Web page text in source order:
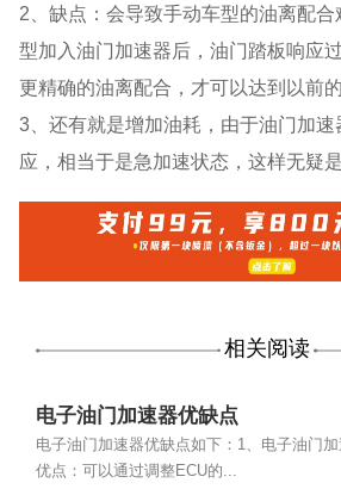
2、缺点：会导致手动车型的油离配
型加入油门加速器后，油门踏板响应
更精确的油离配合，才可以达到以前的
3、还有就是增加油耗，由于油门加
应，相当于是急加速状态，这样无疑
相关阅读
电子油门加速器优缺点
电子油门加速器优缺点如下：1、电子油门加
优点：可以通过调整ECU的...